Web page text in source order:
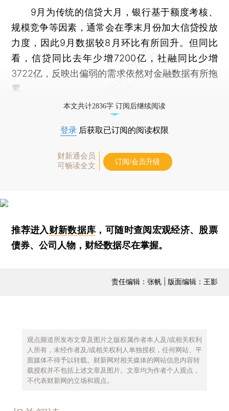
9月为传统的信贷大月，银行基于额度考核、
规模竞争等因素，通常会在季末月份加大信贷投放
力度，因此9月数据较8月环比有所回升。但同比
看，信贷同比去年少增7200亿，社融同比少增
3722亿，反映出偏弱的需求依然对金融数据有所拖
累。
本文共计2836字 订阅后继续阅读
登录 后获取已订阅的阅读权限
财新通会员
可畅读全文
订阅/会员升级
推荐进入财新数据库 ，可随时查阅宏观经济、股票
债券、公司人物，财经数据尽在掌握。
责任编辑：张帆 | 版面编辑：王影
观点频道所发布文章及图片之版权属作者本人及/或相关权利
人所有，未经作者及/或相关权利人单独授权，任何网站、平
面媒体不得予以转载。财新网对相关媒体的网站信息内容转
载授权并不包括上述文章及图片。文章均为作者个人观点，
不代表财新网的立场和观点。